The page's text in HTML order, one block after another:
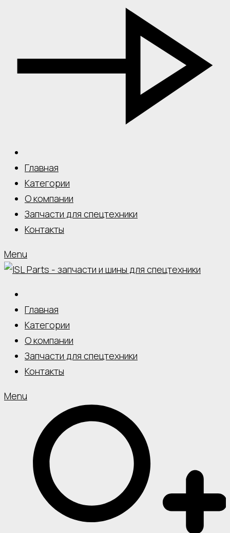
Главная
Категории
О компании
Запчасти для спецтехники
Контакты
Menu
Главная
Категории
О компании
Запчасти для спецтехники
Контакты
Menu